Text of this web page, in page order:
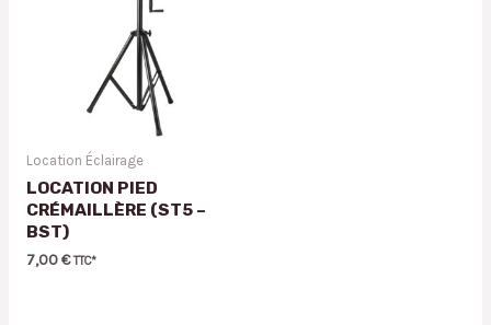
Location Éclairage
LOCATION PIED
CRÉMAILLÈRE (ST5 –
BST)
7,00€ TTC*